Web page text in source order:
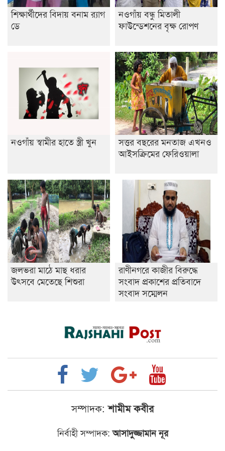
শিক্ষার্থীদের বিদায় বনাম র‍্যাগ
ডে
নওগাঁয় বন্ধু মিতালী
ফাউন্ডেশনের বৃক্ষ রোপণ
নওগাঁয় স্বামীর হাতে স্ত্রী খুন
সত্তর বছরের মনতাজ এখনও
আইসক্রিমের ফেরিওয়ালা
জলভরা মাঠে মাছ ধরার
উৎসবে মেতেছে শিশুরা
রাণীনগরে কাজীর বিরুদ্ধে
সংবাদ প্রকাশের প্রতিবাদে
সংবাদ সম্মেলন
সম্পাদক: শামীম কবীর
নির্বাহী সম্পাদক:আসাদুজ্জামান নূর